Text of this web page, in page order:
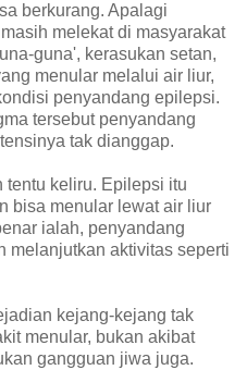
berkurang. Apalagi
melekat di masyarakat
guna', kerasukan setan,
menular melalui air liur,
penyandang epilepsi.
tersebut penyandang
tak dianggap.
tentu keliru. Epilepsi itu
bisa menular lewat air liur
ialah, penyandang
melanjutkan aktivitas seperti
kejang-kejang tak
menular, bukan akibat
gangguan jiwa juga.